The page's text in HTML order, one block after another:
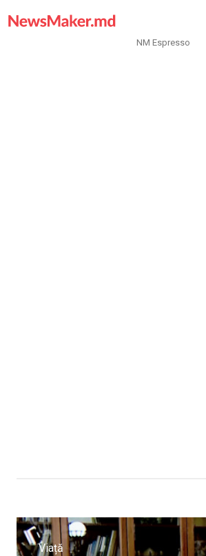
NM Espresso
Viață